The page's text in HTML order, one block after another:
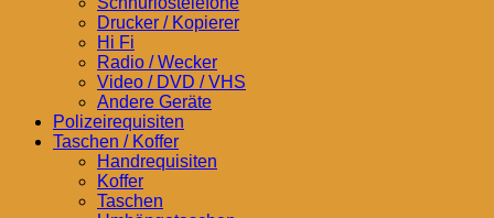
Drucker / Kopierer
Hi Fi
Radio / Wecker
Video / DVD / VHS
Andere Geräte
Polizeirequisiten
Taschen / Koffer
Handrequisiten
Koffer
Taschen